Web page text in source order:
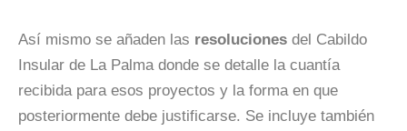
Así mismo se añaden las resoluciones del Cabildo
Insular de La Palma donde se detalle la cuantía
recibida para esos proyectos y la forma en que
posteriormente debe justificarse. Se incluye también